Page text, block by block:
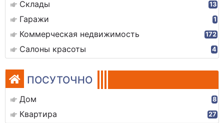
Склады 13
Гаражи 1
Коммерческая недвижимость 172
Салоны красоты 4
ПОСУТОЧНО
Дом 8
Квартира 27